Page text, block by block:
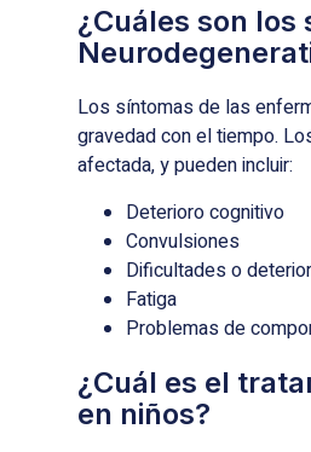
¿Cuáles son
Los síntomas de las
gravedad con el tiempo.
afectada, y pueden incluir:
Deterioro cognitivo
Convulsiones
Dificultades o
Fatiga
Problemas de
¿Cuál es el
en niños?